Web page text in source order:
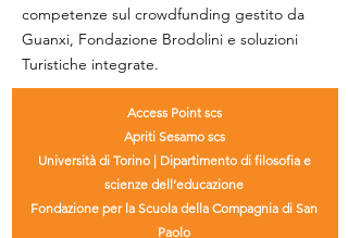
competenze sul crowdfunding gestito da
Guanxi, Fondazione Brodolini e soluzioni
Turistiche integrate.
Access Point scs
Apriti Sesamo scs
Università di Torino | Dipartimento di filosofia e
scienze dell’educazione
Fondazione per la Scuola della Compagnia di San
Paolo